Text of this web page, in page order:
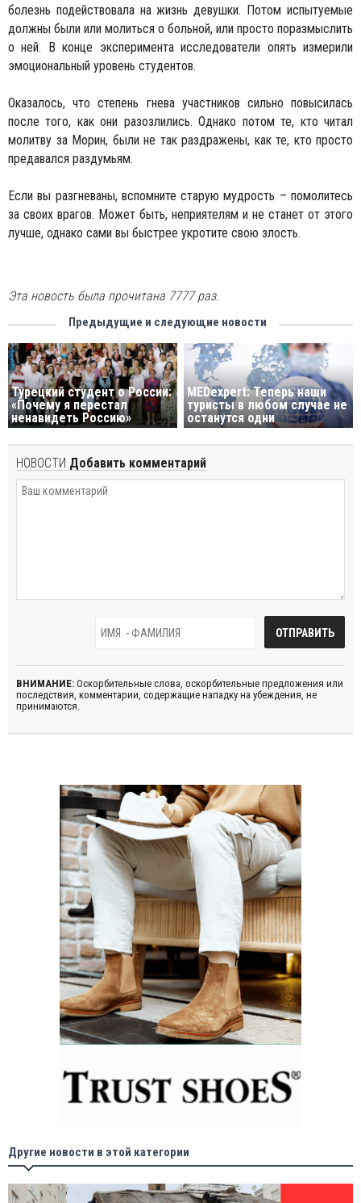
болезнь подействовала на жизнь девушки. Потом испытуемые
должны были или молиться о больной, или просто поразмыслить
о ней. В конце эксперимента исследователи опять измерили
эмоциональный уровень студентов.
Оказалось, что степень гнева участников сильно повысилась
после того, как они разозлились. Однако потом те, кто читал
молитву за Морин, были не так раздражены, как те, кто просто
предавался раздумьям.
Если вы разгневаны, вспомните старую мудрость – помолитесь
за своих врагов. Может быть, неприятелям и не станет от этого
лучше, однако сами вы быстрее укротите свою злость.
Эта новость была прочитана 7777 раз.
Предыдущие и следующие новости
Турецкий студент о России:
«Почему я перестал
ненавидеть Россию»
MEDexpert: Теперь наши
туристы в любом случае не
останутся одни
НОВОСТИ Добавить комментарий
ВНИМАНИЕ: Оскорбительные слова, оскорбительные предложения или
последствия, комментарии, содержащие нападку на убеждения, не
принимаются.
Другие новости в этой категории